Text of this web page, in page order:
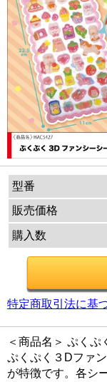
型番
販売価格
購入数
特定商取引法に基
＜商品名＞ ぷく
ぷくぷく３Dファ
が特徴です。各シ